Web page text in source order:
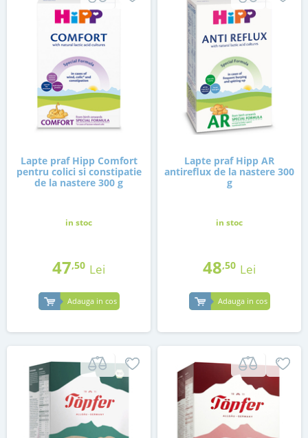
Lapte praf Hipp Comfort
pentru colici si constipatie
de la nastere 300 g
in stoc
47,50 Lei
Adauga in cos
Lapte praf Hipp AR
antireflux de la nastere 300
g
in stoc
48,50 Lei
Adauga in cos